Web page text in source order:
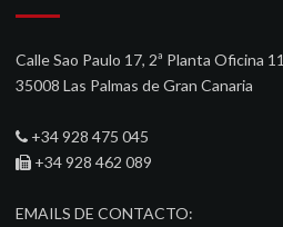
Calle Sao Paulo 17, 2ª Planta Oficina 11
35008 Las Palmas de Gran Canaria
+34 928 475 045
+34 928 462 089
EMAILS DE CONTACTO: